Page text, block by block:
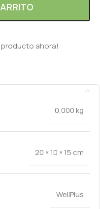
producto ahora!
0,000 kg
20 × 10 × 15 cm
WellPlus